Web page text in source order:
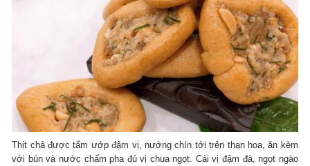
Thịt chả được tẩm ướp đậm vị, nướng chín tới trên than hoa, ăn kèm
với bún và nước chấm pha đủ vị chua ngọt. Cái vị đậm đà, ngọt ngào